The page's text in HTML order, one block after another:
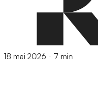
18 mai 2026 - 7 min